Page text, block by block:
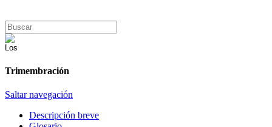
Trimembración
Saltar navegación
Descripción breve